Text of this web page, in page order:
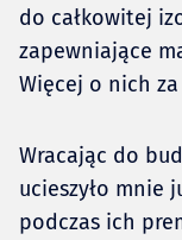
do całkowitej
zapewniające
Więcej o nich
Wracając do
ucieszyło mnie
podczas ich